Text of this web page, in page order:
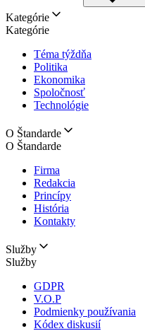
Kategórie
Kategórie
Téma týždňa
Politika
Ekonomika
Spoločnosť
Technológie
O Štandarde
O Štandarde
Firma
Redakcia
Princípy
História
Kontakty
Služby
Služby
GDPR
V.O.P
Podmienky používania
Kódex diskusií